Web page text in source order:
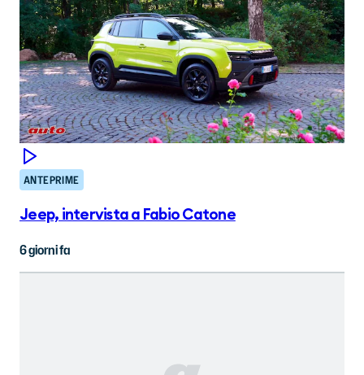
ANTEPRIME
Jeep, intervista a Fabio Catone
6 giorni fa